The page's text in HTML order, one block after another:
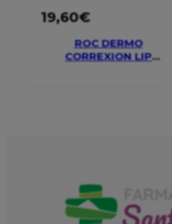
19,60€
ROC DERMO
CORREXION LIP